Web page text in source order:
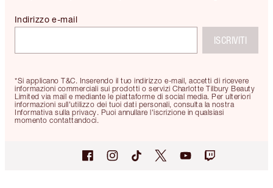
*Si applicano T&C. Inserendo il tuo indirizzo e-mail, accetti di ricevere
informazioni commerciali sui prodotti o servizi Charlotte Tilbury Beauty
Limited via mail e mediante le piattaforme di social media. Per ulteriori
informazioni sull'utilizzo dei tuoi dati personali, consulta la nostra
Informativa sulla privacy. Puoi annullare l'iscrizione in qualsiasi
momento contattandoci.
Indirizzo e-mail
ISCRIVITI